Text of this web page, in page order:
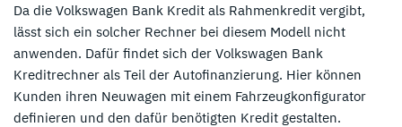
Da die Volkswagen Bank Kredit als Rahmenkredit vergibt,
lässt sich ein solcher Rechner bei diesem Modell nicht
anwenden. Dafür findet sich der Volkswagen Bank
Kreditrechner als Teil der Autofinanzierung. Hier können
Kunden ihren Neuwagen mit einem Fahrzeugkonfigurator
definieren und den dafür benötigten Kredit gestalten.